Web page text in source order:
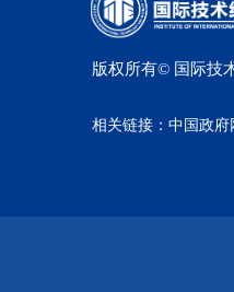
版权所有© 国际技
相关链接： 中国政府